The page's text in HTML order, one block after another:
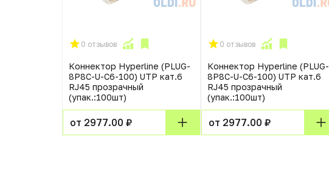
0 отзывов
Коннектор Hyperline (PLUG-
8P8C-U-C6-100) UTP кат.6
RJ45 прозрачный
(упак.:100шт)
от 2977.00 ₽
0 отзывов
Коннектор Hyperline (PLUG-
8P8C-U-C6-100) UTP кат.6
RJ45 прозрачный
(упак.:100шт)
от 2977.00 ₽